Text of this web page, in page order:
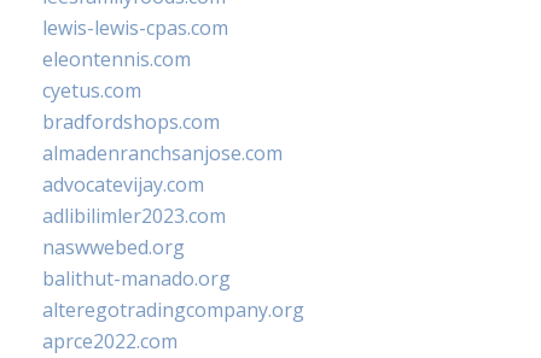
lewis-lewis-cpas.com
eleontennis.com
cyetus.com
bradfordshops.com
almadenranchsanjose.com
advocatevijay.com
adlibilimler2023.com
naswwebed.org
balithut-manado.org
alteregotradingcompany.org
aprce2022.com